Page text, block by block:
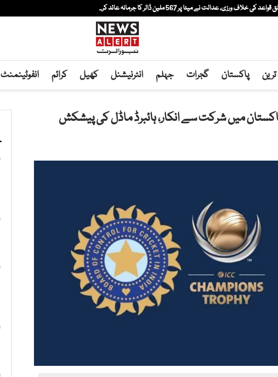
ورزی، عدالت نے میٹا پر 567 ملین ڈالر کا جرمانہ عائد کر...
ترین پاکستان گجرات جہلم انٹرنیشنل کھیل کرائم انفوٹینمنٹ